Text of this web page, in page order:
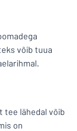
võib tuua
tee lähedal võib
on